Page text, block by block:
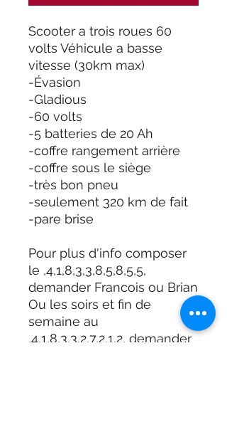
Scooter a trois roues 60
volts Véhicule a basse
vitesse (30km max)
-Évasion
-Gladious
-60 volts
-5 batteries de 20 Ah
-coffre rangement arrière
-coffre sous le siège
-très bon pneu
-seulement 320 km de fait
-pare brise
Pour plus d'info composer
le ,4,1,8,3,3,8,5,8,5,5,
demander Francois ou Brian
Ou les soirs et fin de
semaine au
,4,1,8,3,3,2,7,2,1,2, demander